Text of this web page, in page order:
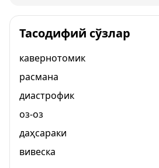
Тасодифий сўзлар
кавернотомик
расмана
диастрофик
оз-оз
даҳсараки
вивеска